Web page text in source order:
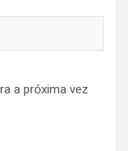
a próxima vez